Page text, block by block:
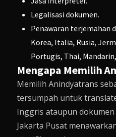
Legalisasi dokumen.
Penawaran terjemahan
Korea, Italia, Rusia,
Portugis, Thai,
Mengapa Memilih
Memilih Anindyatrans
tersumpah untuk
Inggris ataupun
Jakarta Pusat